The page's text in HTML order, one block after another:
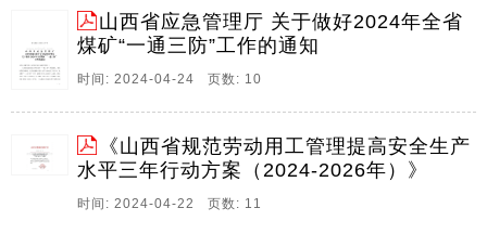
省人民政府办公厅关于印发山西省安全生产专项整治三
年行动计划的通知各市县人民政府省人民政府各委办厅
局山西省安全生产专项整治三年行动计划已经省委省人
民政府同意现印发给你们请结合实际抓好贯彻落实山。
山西省应急管理厅 关于做好2024年全省
煤矿“一通三防”工作的通知
时间: 2024-04-24 页数: 10
《山西省规范劳动用工管理提高安全生产
水平三年行动方案（2024-2026年）》
时间: 2024-04-22 页数: 11